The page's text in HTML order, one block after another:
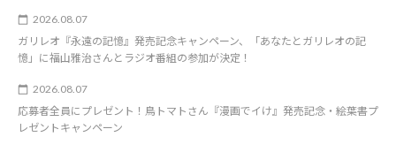
2026.08.07
ガリレオ『永遠の記憶』発売記念キャンペーン、「あなたとガリレオの記
憶」に福山雅治さんとラジオ番組の参加が決定！
2026.08.07
応募者全員にプレゼント！鳥トマトさん『漫画でイけ』発売記念・絵葉書プ
レゼントキャンペーン